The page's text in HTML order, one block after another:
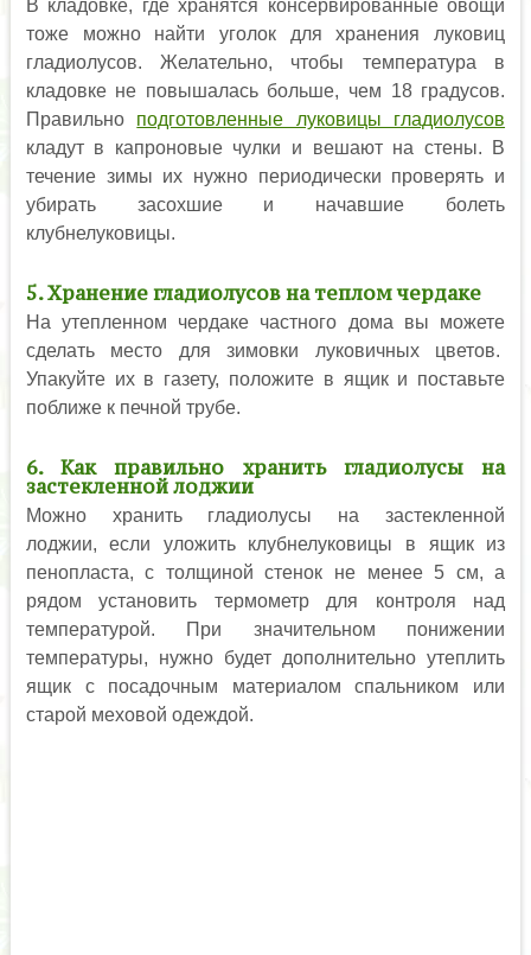
В кладовке, где хранятся консервированные овощи
тоже можно найти уголок для хранения луковиц
гладиолусов. Желательно, чтобы температура в
кладовке не повышалась больше, чем 18 градусов.
Правильно подготовленные луковицы гладиолусов
кладут в капроновые чулки и вешают на стены. В
течение зимы их нужно периодически проверять и
убирать засохшие и начавшие болеть
клубнелуковицы.
5. Хранение гладиолусов на теплом чердаке
На утепленном чердаке частного дома вы можете
сделать место для зимовки луковичных цветов.
Упакуйте их в газету, положите в ящик и поставьте
поближе к печной трубе.
6. Как правильно хранить гладиолусы на
застекленной лоджии
Можно хранить гладиолусы на застекленной
лоджии, если уложить клубнелуковицы в ящик из
пенопласта, с толщиной стенок не менее 5 см, а
рядом установить термометр для контроля над
температурой. При значительном понижении
температуры, нужно будет дополнительно утеплить
ящик с посадочным материалом спальником или
старой меховой одеждой.